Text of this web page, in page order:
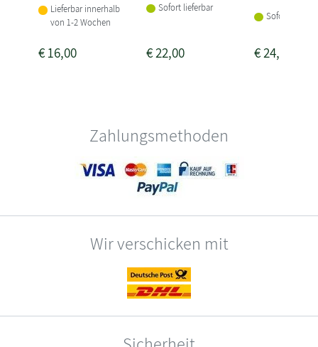
Lieferbar innerhalb
von 1-2 Wochen
€16,00
Sofort lieferbar
€22,00
Sofort
€24,00
Zahlungsmethoden
Wir verschicken mit